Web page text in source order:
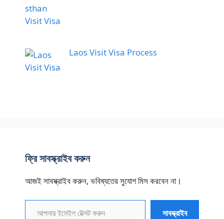
Laos Visit Visa Process
ফ্রি সাবস্ক্রাইব করুন
আজই সাবস্ক্রাইব করুন, ভবিষ্যতের সুযোগ মিস করবেন না।
আপনার ইমেইল টেক্সট করুন
সাবস্ক্রাইব